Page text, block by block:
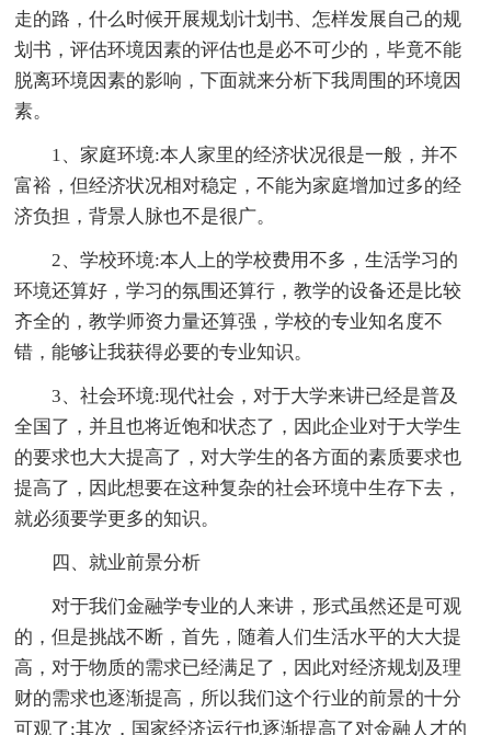
走的路，什么时候开展规划计划书、怎样发展自己的规
划书，评估环境因素的评估也是必不可少的，毕竟不能
脱离环境因素的影响，下面就来分析下我周围的环境因
素。
1、家庭环境:本人家里的经济状况很是一般，并不
富裕，但经济状况相对稳定，不能为家庭增加过多的经
济负担，背景人脉也不是很广。
2、学校环境:本人上的学校费用不多，生活学习的
环境还算好，学习的氛围还算行，教学的设备还是比较
齐全的，教学师资力量还算强，学校的专业知名度不
错，能够让我获得必要的专业知识。
3、社会环境:现代社会，对于大学来讲已经是普及
全国了，并且也将近饱和状态了，因此企业对于大学生
的要求也大大提高了，对大学生的各方面的素质要求也
提高了，因此想要在这种复杂的社会环境中生存下去，
就必须要学更多的知识。
四、就业前景分析
对于我们金融学专业的人来讲，形式虽然还是可观
的，但是挑战不断，首先，随着人们生活水平的大大提
高，对于物质的需求已经满足了，因此对经济规划及理
财的需求也逐渐提高，所以我们这个行业的前景的十分
可观了;其次，国家经济运行也逐渐提高了对金融人才的